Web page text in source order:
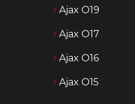
Ajax O19
Ajax O17
Ajax O16
Ajax O15